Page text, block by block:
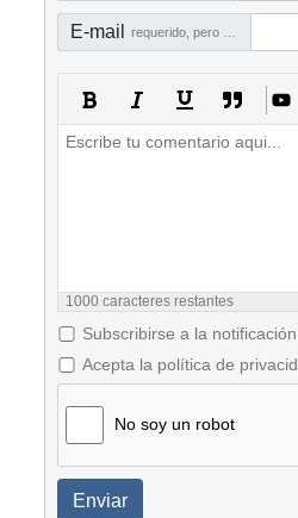
E-mail
1000 caracteres restantes
Subscribirse a la
Acepta la política de
No soy un robot
Enviar